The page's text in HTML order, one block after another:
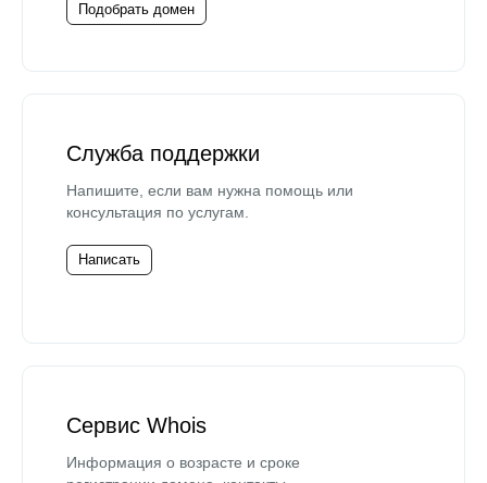
Подобрать домен
Служба поддержки
Напишите, если вам нужна помощь или
консультация по услугам.
Написать
Сервис Whois
Информация о возрасте и сроке